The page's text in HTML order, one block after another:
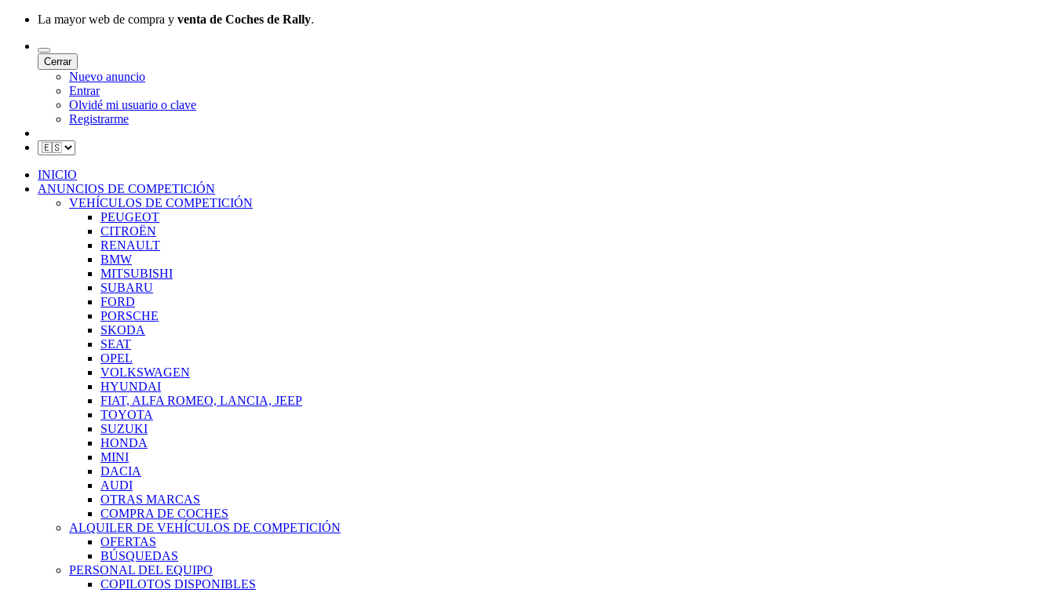
La mayor web de compra y venta de Coches de Rally.
Cerrar
Nuevo anuncio
Entrar
Olvidé mi usuario o clave
Registrarme
INICIO
ANUNCIOS DE COMPETICIÓN
VEHÍCULOS DE COMPETICIÓN
PEUGEOT
CITROËN
RENAULT
BMW
MITSUBISHI
SUBARU
FORD
PORSCHE
SKODA
SEAT
OPEL
VOLKSWAGEN
HYUNDAI
FIAT, ALFA ROMEO, LANCIA, JEEP
TOYOTA
SUZUKI
HONDA
MINI
DACIA
AUDI
OTRAS MARCAS
COMPRA DE COCHES
ALQUILER DE VEHÍCULOS DE COMPETICIÓN
OFERTAS
BÚSQUEDAS
PERSONAL DEL EQUIPO
COPILOTOS DISPONIBLES